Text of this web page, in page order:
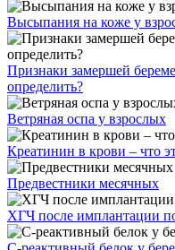
Высыпания на коже у
Признаки замершей
определить?
Ветряная оспа у взрослых
Креатинин в крови – что
Предвестники месячных
ХГЧ после имплантации